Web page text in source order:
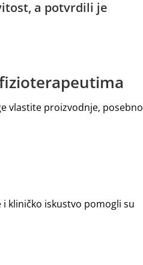
a potvrdili je
vlastite proizvodnje, posebno
kliničko iskustvo pomogli su